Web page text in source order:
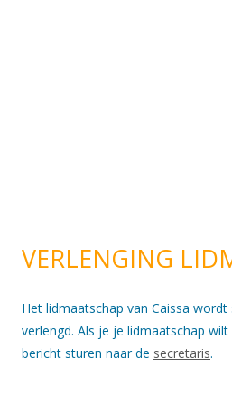
VERLENGING
Het lidmaatschap van Caissa
verlengd. Als je je lidmaatschap
bericht sturen naar de secretaris.